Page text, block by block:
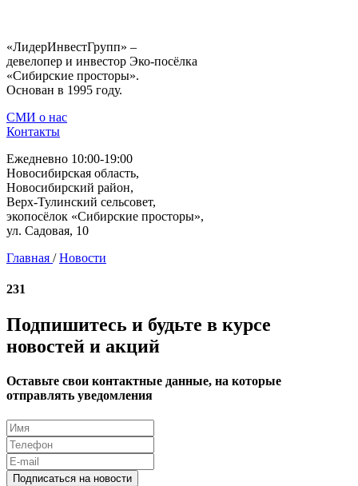
«ЛидерИнвестГрупп» –
девелопер и инвестор Эко-посёлка
«Сибирские просторы».
Основан в 1995 году.
СМИ о нас
Контакты
Ежедневно 10:00-19:00
Новосибирская область,
Новосибирский район,
Верх-Тулинский сельсовет,
экопосёлок «Сибирские просторы»,
ул. Садовая, 10
Главная / Новости
231
Подпишитесь и будьте в курсе
новостей и акций
Оставьте свои контактные данные, на которые
отправлять уведомления
Подписаться на новости